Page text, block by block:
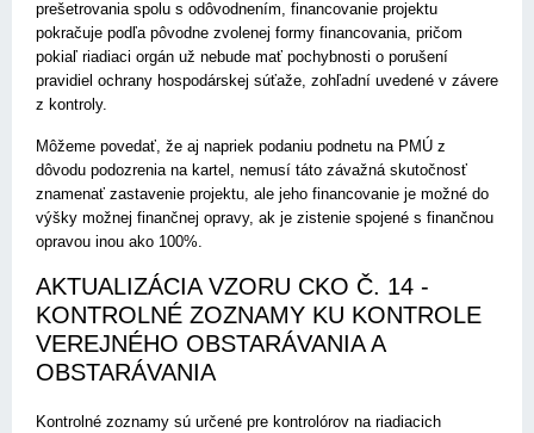
prešetrovania spolu s odôvodnením, financovanie projektu
pokračuje podľa pôvodne zvolenej formy financovania, pričom
pokiaľ riadiaci orgán už nebude mať pochybnosti o porušení
pravidiel ochrany hospodárskej súťaže, zohľadní uvedené v závere
z kontroly.
Môžeme povedať, že aj napriek podaniu podnetu na PMÚ z
dôvodu podozrenia na kartel, nemusí táto závažná skutočnosť
znamenať zastavenie projektu, ale jeho financovanie je možné do
výšky možnej finančnej opravy, ak je zistenie spojené s finančnou
opravou inou ako 100%.
AKTUALIZÁCIA VZORU CKO Č. 14 -
KONTROLNÉ ZOZNAMY KU KONTROLE
VEREJNÉHO OBSTARÁVANIA A
OBSTARÁVANIA
Kontrolné zoznamy sú určené pre kontrolórov na riadiacich